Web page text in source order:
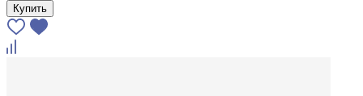
Купить